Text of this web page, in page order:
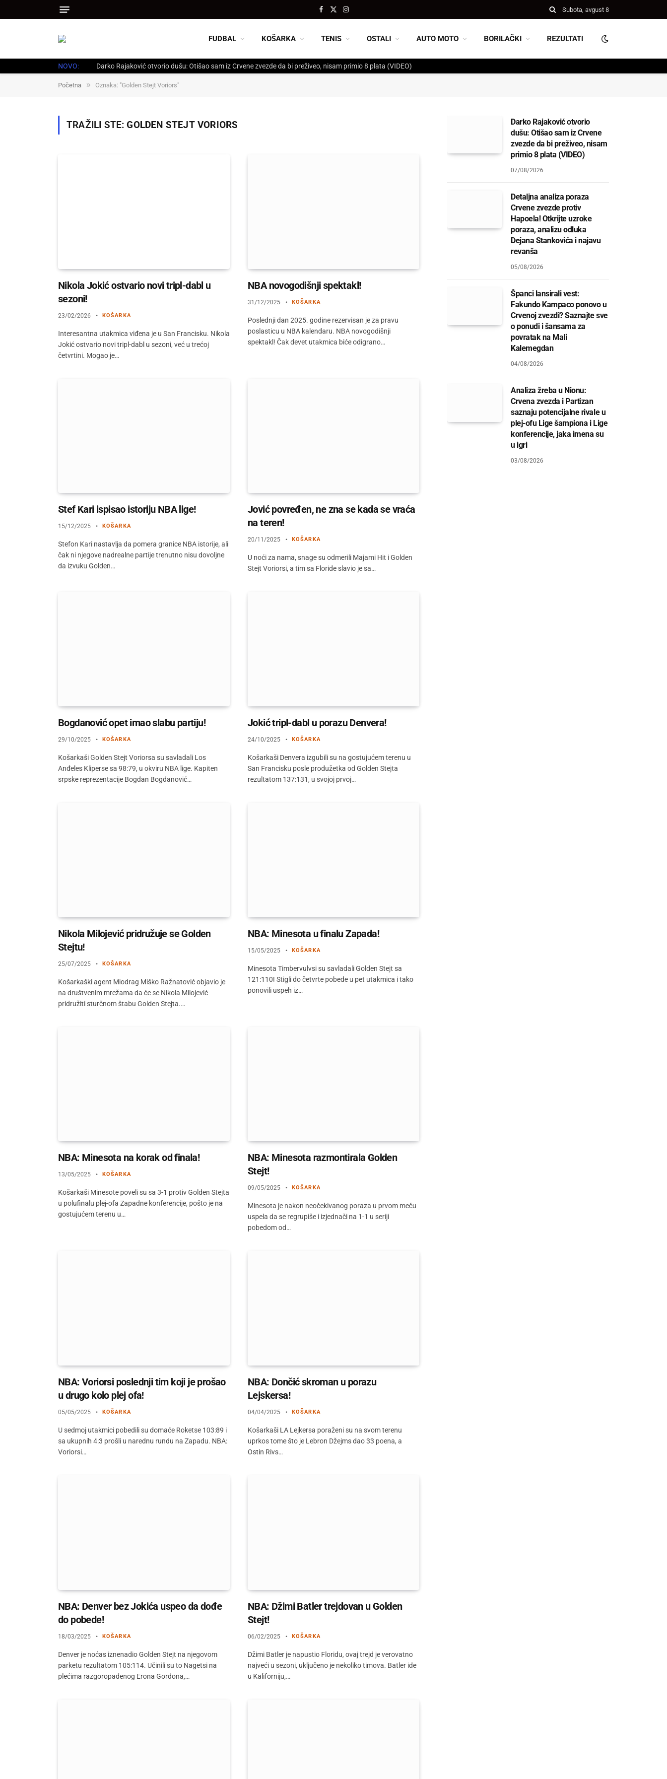
Facebook
X
Instagram
Subota, avgust 8
FUDBAL KOŠARKA TENIS OSTALI AUTO MOTO BORILAČKI REZULTATI
NOVO: Darko Rajaković otvorio dušu: Otišao sam iz Crvene zvezde da bi preživeo, nisam primio 8 plata (VIDEO)
Početna » Oznaka: "Golden Stejt Voriors"
TRAŽILI STE:GOLDEN STEJT VORIORS
Nikola Jokić ostvario novi tripl-dabl u
sezoni!
23/02/2026 KOŠARKA
Interesantna utakmica viđena je u San Francisku. Nikola
Jokić ostvario novi tripl-dabl u sezoni, već u trećoj
četvrtini. Mogao je…
NBA novogodišnji spektakl!
31/12/2025 KOŠARKA
Poslednji dan 2025. godine rezervisan je za pravu
poslasticu u NBA kalendaru. NBA novogodišnji
spektakl! Čak devet utakmica biće odigrano…
Stef Kari ispisao istoriju NBA lige!
15/12/2025 KOŠARKA
Stefon Kari nastavlja da pomera granice NBA istorije, ali
čak ni njegove nadrealne partije trenutno nisu dovoljne
da izvuku Golden…
Jović povređen, ne zna se kada se vraća
na teren!
20/11/2025 KOŠARKA
U noći za nama, snage su odmerili Majami Hit i Golden
Stejt Voriorsi, a tim sa Floride slavio je sa…
Bogdanović opet imao slabu partiju!
29/10/2025 KOŠARKA
Košarkaši Golden Stejt Voriorsa su savladali Los
Anđeles Kliperse sa 98:79, u okviru NBA lige. Kapiten
srpske reprezentacije Bogdan Bogdanović…
Jokić tripl-dabl u porazu Denvera!
24/10/2025 KOŠARKA
Košarkaši Denvera izgubili su na gostujućem terenu u
San Francisku posle produžetka od Golden Stejta
rezultatom 137:131, u svojoj prvoj…
Nikola Milojević pridružuje se Golden
Stejtu!
25/07/2025 KOŠARKA
Košarkaški agent Miodrag Miško Ražnatović objavio je
na društvenim mrežama da će se Nikola Milojević
pridružiti sturčnom štabu Golden Stejta.…
NBA: Minesota u finalu Zapada!
15/05/2025 KOŠARKA
Minesota Timbervulvsi su savladali Golden Stejt sa
121:110! Stigli do četvrte pobede u pet utakmica i tako
ponovili uspeh iz…
NBA: Minesota na korak od finala!
13/05/2025 KOŠARKA
Košarkaši Minesote poveli su sa 3-1 protiv Golden Stejta
u polufinalu plej-ofa Zapadne konferencije, pošto je na
gostujućem terenu u…
NBA: Minesota razmontirala Golden
Stejt!
09/05/2025 KOŠARKA
Minesota je nakon neočekivanog poraza u prvom meču
uspela da se regrupiše i izjednači na 1-1 u seriji
pobedom od…
NBA: Voriorsi poslednji tim koji je prošao
u drugo kolo plej ofa!
05/05/2025 KOŠARKA
U sedmoj utakmici pobedili su domaće Roketse 103:89 i
sa ukupnih 4:3 prošli u narednu rundu na Zapadu. NBA:
Voriorsi…
NBA: Dončić skroman u porazu
Lejskersa!
04/04/2025 KOŠARKA
Košarkaši LA Lejkersa poraženi su na svom terenu
uprkos tome što je Lebron Džejms dao 33 poena, a
Ostin Rivs…
NBA: Denver bez Jokića uspeo da dođe
do pobede!
18/03/2025 KOŠARKA
Denver je noćas iznenadio Golden Stejt na njegovom
parketu rezultatom 105:114. Učinili su to Nagetsi na
plećima razgoropađenog Erona Gordona,…
NBA: Džimi Batler trejdovan u Golden
Stejt!
06/02/2025 KOŠARKA
Džimi Batler je napustio Floridu, ovaj trejd je verovatno
najveći u sezoni, uključeno je nekoliko timova. Batler ide
u Kaliforniju,…
Darko Rajaković otvorio
dušu: Otišao sam iz Crvene
zvezde da bi preživeo, nisam
primio 8 plata (VIDEO)
07/08/2026
Detaljna analiza poraza
Crvene zvezde protiv
Hapoela! Otkrijte uzroke
poraza, analizu odluka
Dejana Stankovića i najavu
revanša
05/08/2026
Španci lansirali vest:
Fakundo Kampaco ponovo u
Crvenoj zvezdi? Saznajte sve
o ponudi i šansama za
povratak na Mali
Kalemegdan
04/08/2026
Analiza žreba u Nionu:
Crvena zvezda i Partizan
saznaju potencijalne rivale u
plej-ofu Lige šampiona i Lige
konferencije, jaka imena su
u igri
03/08/2026